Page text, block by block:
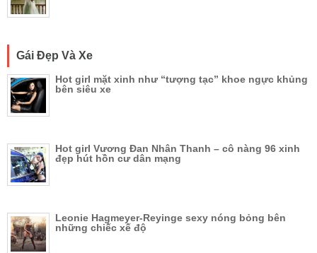
Gái Đẹp Và Xe
Hot girl mặt xinh như “tượng tạc” khoe ngực khủng
bên siêu xe
Hot girl Vương Đan Nhân Thanh – cô nàng 96 xinh
đẹp hút hồn cư dân mạng
Leonie Hagmeyer-Reyinge sexy nóng bỏng bên
những chiếc xế độ